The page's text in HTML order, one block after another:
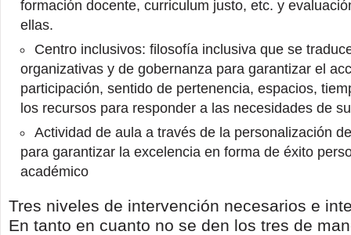
formación docente, curriculum justo, etc. y
ellas.
Centro inclusivos: filosofía inclusiva que se
organizativas y de gobernanza para garantizar el
participación, sentido de pertenencia, espacios,
los recursos para responder a las necesidades de
Actividad de aula a través de la personalización
para garantizar la excelencia en forma de éxito
académico
Tres niveles de intervención necesarios e
En tanto en cuanto no se den los tres de